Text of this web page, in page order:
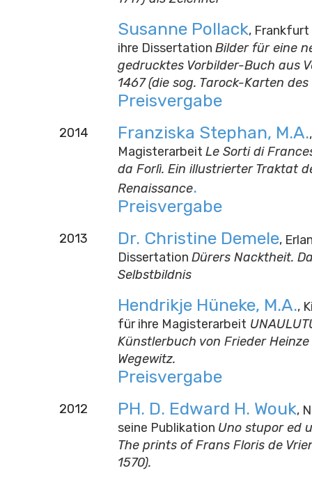
Susanne Pollack, Frankfurt
ihre Dissertation Bilder für eine
gedrucktes Vorbilder-Buch aus
1467 (die sog. Tarock-Karten
Preisvergabe
2014 Franziska Stephan, M.A.
Magisterarbeit Le Sorti di
da Forlì. Ein illustrierter Traktat
Renaissance.
Preisvergabe
2013 Dr. Christine Demele,
Dissertation Dürers Nacktheit.
Selbstbildnis
Hendrikje Hüneke, M.A.,
für ihre Magisterarbeit
Künstlerbuch von Frieder
Wegewitz.
Preisvergabe
2012 PH. D. Edward H. Wouk,
seine Publikation Uno stupor ed
The prints of Frans Floris de
1570).